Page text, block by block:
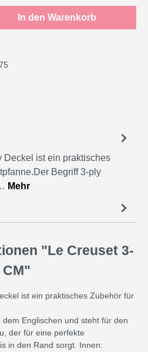
den gewünschten
In den Warenkorb
Deckel ist ein praktisches
Begriff 3-ply
Mehr
"Le Creuset 3-
CM"
ist ein praktisches Zubehör für
Englischen und steht für den
der für eine perfekte
in den Rand sorgt. Innen: